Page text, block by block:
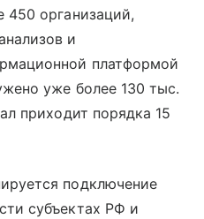
450 организаций,
и
платформой
уже более 130 тыс.
приходит порядка 15
подключение
субъектах РФ и